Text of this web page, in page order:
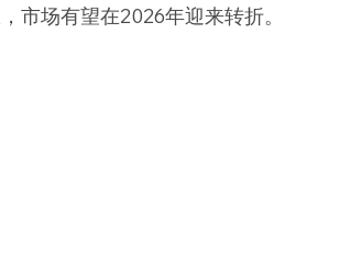
市场有望在2026年迎来转折。